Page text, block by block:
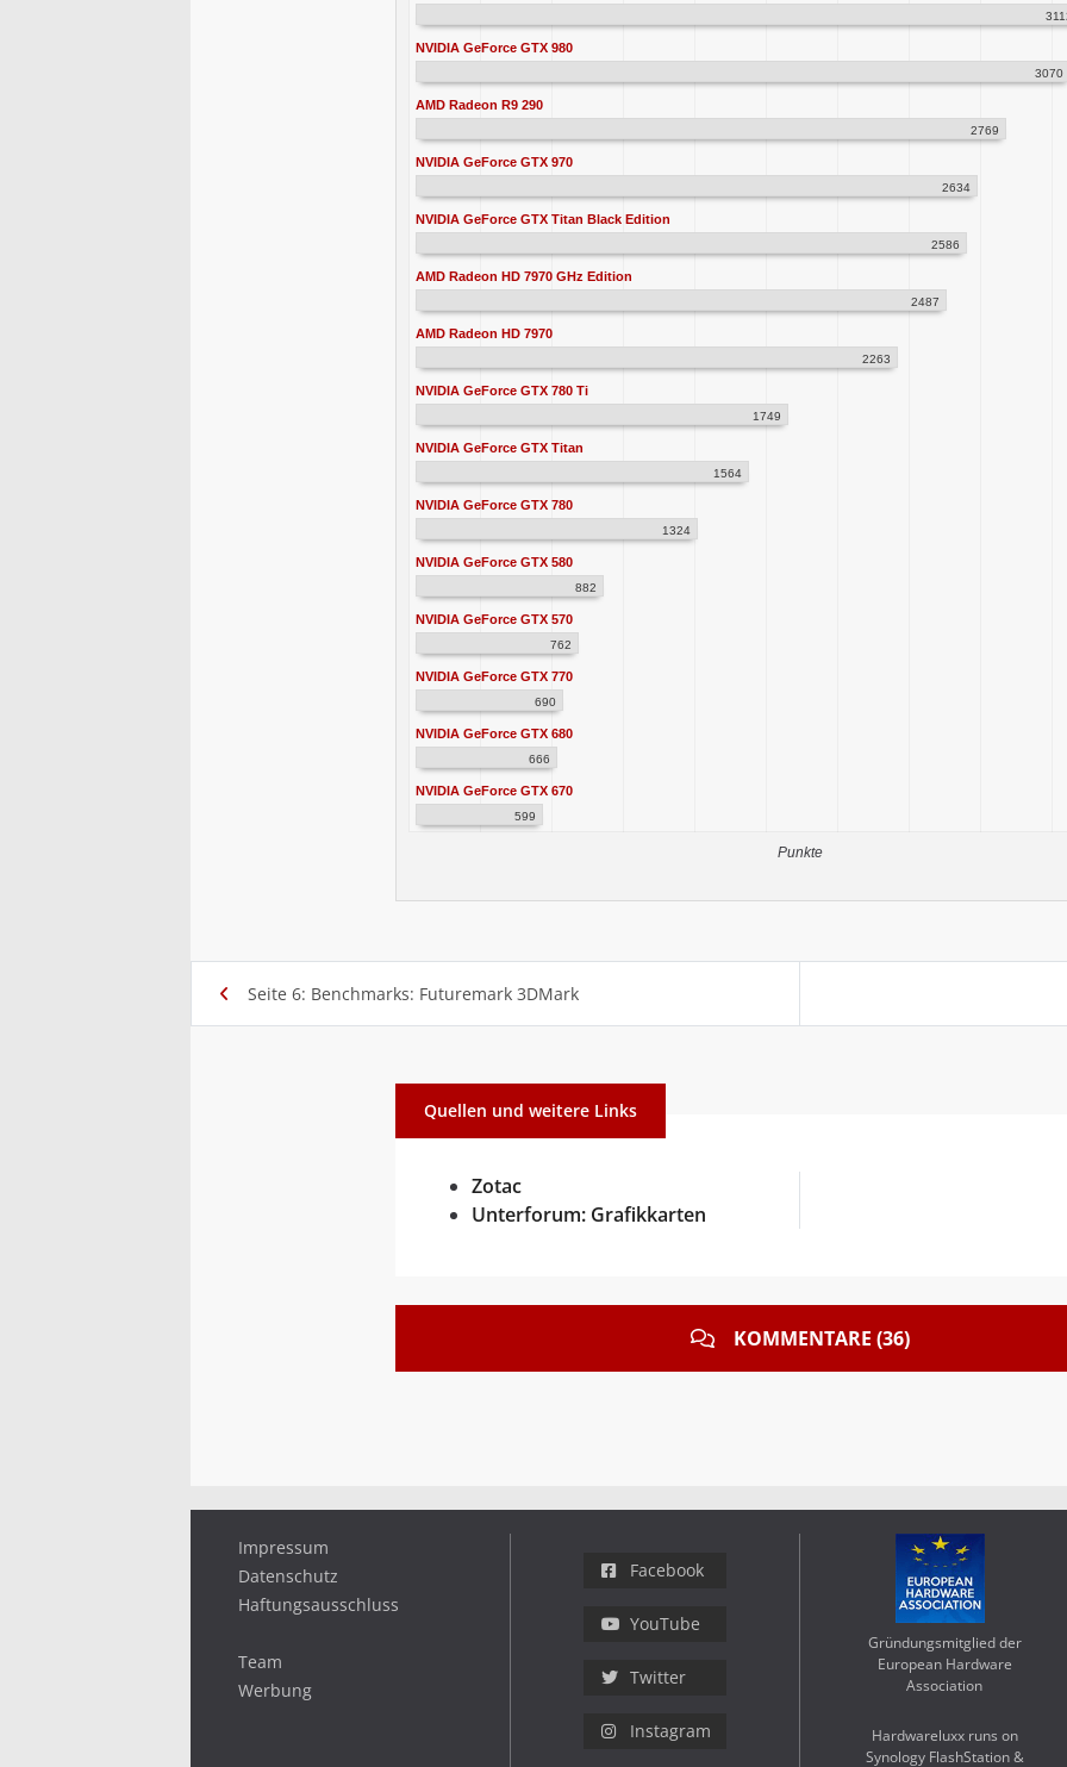
NVIDIA GeForce GTX 980
3070
AMD Radeon R9 290
2769
NVIDIA GeForce GTX 970
2634
NVIDIA GeForce GTX Titan Black Edition
2586
AMD Radeon HD 7970 GHz Edition
2487
AMD Radeon HD 7970
2263
NVIDIA GeForce GTX 780 Ti
1749
NVIDIA GeForce GTX Titan
1564
NVIDIA GeForce GTX 780
1324
NVIDIA GeForce GTX 580
882
NVIDIA GeForce GTX 570
762
NVIDIA GeForce GTX 770
690
NVIDIA GeForce GTX 680
666
NVIDIA GeForce GTX 670
599
Punkte
Seite 6: Benchmarks: Futuremark 3DMark
Quellen und weitere Links
Zotac
Unterforum: Grafikkarten
KOMMENTARE (36)
Impressum
Datenschutz
Haftungsausschluss
Team
Werbung
Facebook
YouTube
Twitter
Instagram
Gründungsmitglied der
European Hardware
Association
Hardwareluxx runs on
Synology FlashStation &